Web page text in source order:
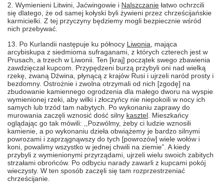
2. Wymienieni Litwini, Jaćwingowie i Nalszczanie łatwo ochrzcili
się dlatego, że od samej kołyski byli żywieni przez chrześcijańskie
karmicielki. Z tej przyczyny będziemy mogli bezpiecznie wśród
nich przebywać.
13. Po Kurlandii następuje ku północy Liwonia , mająca
arcybiskupa z siedmioma sufraganami, z których czterech jest w
Prusach, a trzech w Liwonii. Ten [kraj] początek swego zbawienia
zawdzięczał kupcom. Przypędzeni burzą przybyli oni nad wielką
rzekę, zwaną Dźwina, płynącą z krajów Rusi i ujrzeli naród prosty i
bezdomny. Ostrożnie i zwolna otrzymali od nich [zgodę] na
zbudowanie kamiennego ogrodzenia dla małego dworu na wyspie
wymienionej rzeki, aby wilki i złoczyńcy nie niepokoili w nocy ich
samych lub trzód tam nabytych. Po wykonaniu zaprawy do
murowania zaczęli wznosić dość silny kasztel . Mieszkańcy
oglądając go tak mówili: ,,Pozwólmy, żeby ci ludzie wznosili
kamienie, a po wykonaniu dzieła obwiążemy je bardzo silnymi
powrozami i zaprzągnąwszy do tych [powrozów] wiele wołów i
koni, powalimy wszystko w jednej chwili na ziemie”. A kiedy
przybyli z wymienionymi przyrządami, ujrzeli wielu swoich zabitych
strzałami obrońców. Po odbyciu narady zawarli z kupcami pokój
wieczysty. W ten sposób zaczęli się tam rozprzestrzeniać
chrześcijanie.